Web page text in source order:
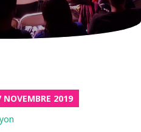
NOVEMBRE 2019